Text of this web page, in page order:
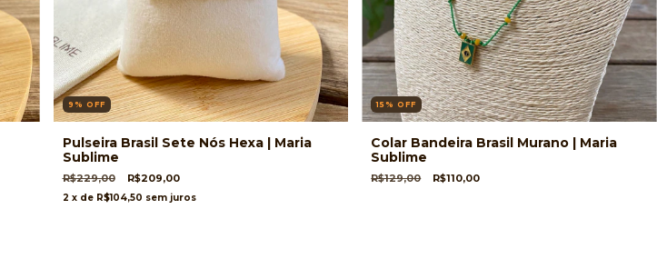
9 % OFF
Pulseira Brasil Sete Nós Hexa | Maria
Sublime
R$229,00 R$209,00
2 x de R$104,50 sem juros
15% OFF
Colar Bandeira Brasil Murano | Maria
Sublime
R$129,00 R$110,00